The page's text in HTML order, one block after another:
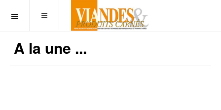
OFF CANVAS
A la une ...